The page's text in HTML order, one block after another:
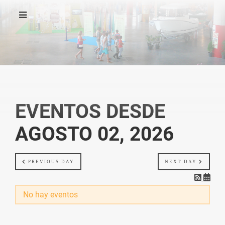
EVENTOS DESDE
AGOSTO 02, 2026
PREVIOUS DAY NEXT DAY
No hay eventos